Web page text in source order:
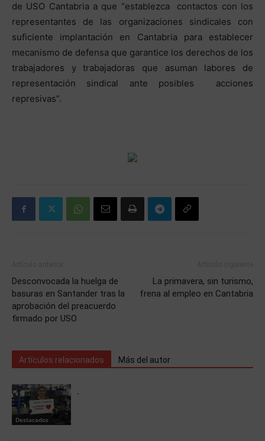
de USO Cantabria a que “establezca contactos con los
representantes de las organizaciones sindicales con
suficiente implantación en Cantabria para establecer
mecanismo de defensa que garantice los derechos de los
trabajadores y trabajadoras que asuman labores de
representación sindical ante posibles acciones
represivas”.
Desconvocada la huelga de
basuras en Santander tras la
aprobación del preacuerdo
firmado por USO
La primavera, sin turismo,
frena al empleo en Cantabria
Artículos relacionados Más del autor
Destacados
.